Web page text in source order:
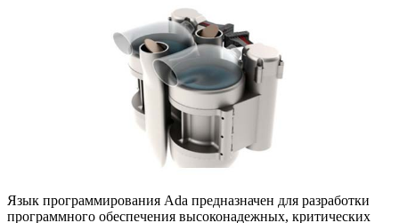
Язык программирования Ada предназначен для разработки
программного обеспечения высоконадежных, критических